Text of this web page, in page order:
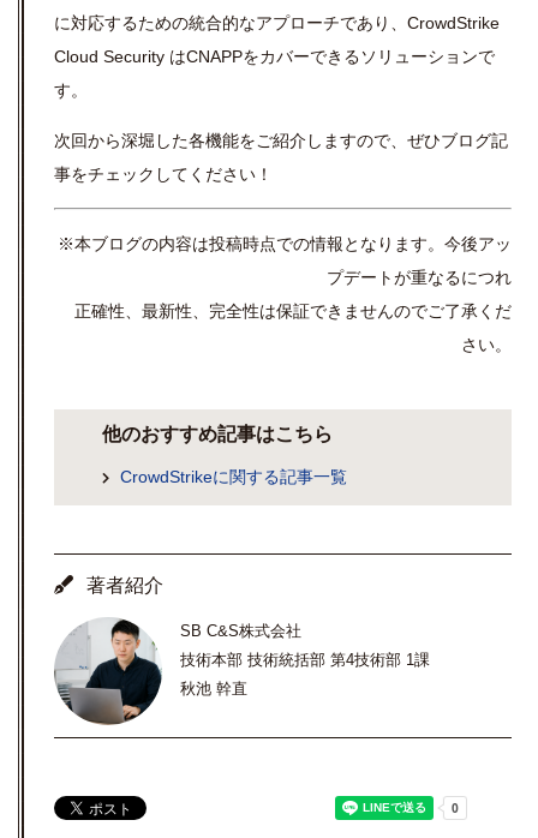
に対応するための統合的なアプローチであり、CrowdStrike
Cloud Security はCNAPPをカバーできるソリューションで
す。
次回から深堀した各機能をご紹介しますので、ぜひブログ記
事をチェックしてください！
※本ブログの内容は投稿時点での情報となります。今後アッ
プデートが重なるにつれ
正確性、最新性、完全性は保証できませんのでご了承くだ
さい。
他のおすすめ記事はこちら
CrowdStrikeに関する記事一覧
著者紹介
SB C&S株式会社
技術本部 技術統括部 第4技術部 1課
秋池 幹直